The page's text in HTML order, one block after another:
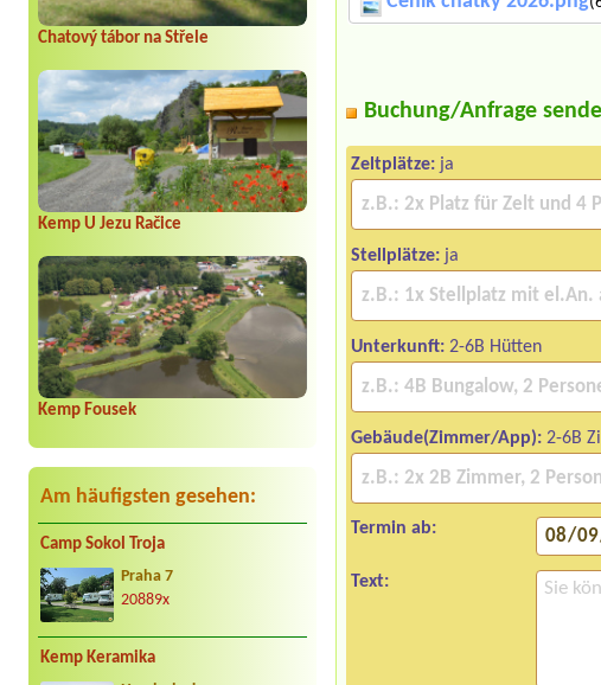
Chatový tábor na Střele
Kemp U Jezu Račice
Kemp Fousek
Am häufigsten gesehen:
Camp Sokol Troja
Praha 7
20889x
Kemp Keramika
Buchung/Anfrage
Zeltplätze: ja
Stellplätze: ja
Unterkunft: 2-6B Hütten
Gebäude(Zimmer/App): 2-6B
Termin ab:
Text: